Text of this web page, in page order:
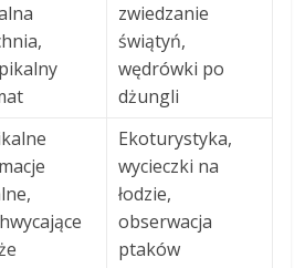
zwiedzanie
świątyń,
wędrówki po
dżungli
Ekoturystyka,
wycieczki na
łodzie,
obserwacja
ptaków